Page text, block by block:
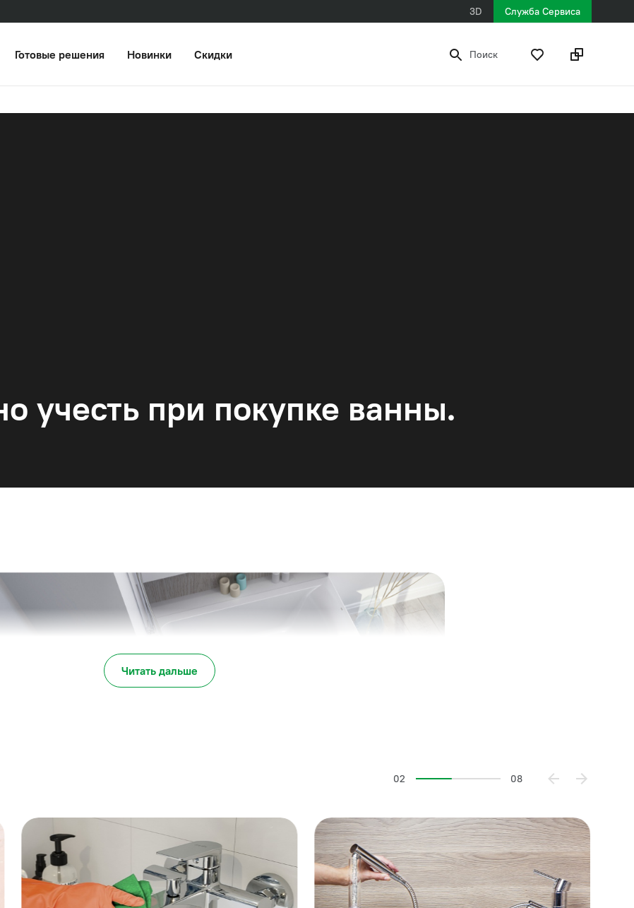
3D Служба Сервиса
Готовые решения Новинки Скидки Поиск
учесть при покупке ванны.
круглая или угловая, классическая белая, кремовая или
смотрим в первую очередь на дизайн. После оцениваем
эта последовательность может привести к ошибочному
в классических формах найти сложно, сегодня почти
выпускает схожий ассортимент, если это не эксклюзивная
Читать дальше
02 08